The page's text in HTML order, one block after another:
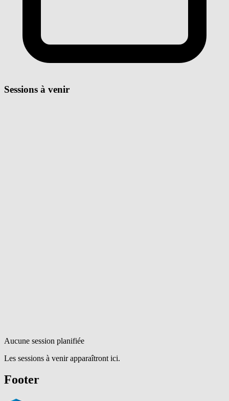
Sessions à venir
Aucune session planifiée
Les sessions à venir apparaîtront ici.
Footer